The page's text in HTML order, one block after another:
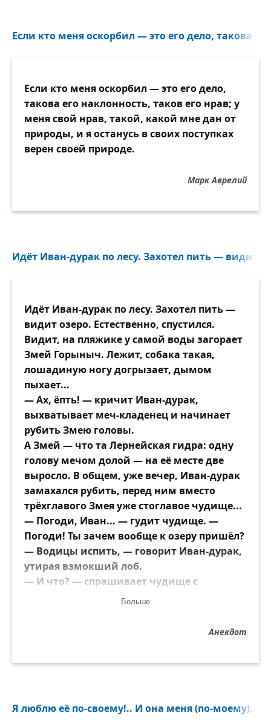
Если кто меня оскорбил — это его дело, такова
Если кто меня оскорбил — это его дело,
такова его наклонность, таков его нрав; у
меня свой нрав, такой, какой мне дан от
природы, и я останусь в своих поступках
верен своей природе.
Марк Аврелий
Идёт Иван-дурак по лесу. Захотел пить — видит
Идёт Иван-дурак по лесу. Захотел пить —
видит озеро. Естественно, спустился.
Видит, на пляжике у самой воды загорает
Змей Горыныч. Лежит, собака такая,
лошадиную ногу догрызает, дымом
пыхает...
― Ах, ёпть! — кричит Иван-дурак,
выхватывает меч-кладенец и начинает
рубить Змею головы.
А Змей — что та Лернейская гидра: одну
голову мечом долой — на её месте две
выросло. В общем, уже вечер, Иван-дурак
замахался рубить, перед ним вместо
трёхглавого Змея уже стоглавое чудище...
― Погоди, Иван... — гудит чудище. —
Погоди! Ты зачем вообще к озеру пришёл?
― Водицы испить, — говорит Иван-дурак,
утирая взмокший лоб.
― И что? — спрашивает чудище с
нескрываемым интересом. — Я тебе пить
Больше
Анекдот
Я люблю её по-своему!.. И она меня (по-моему)...